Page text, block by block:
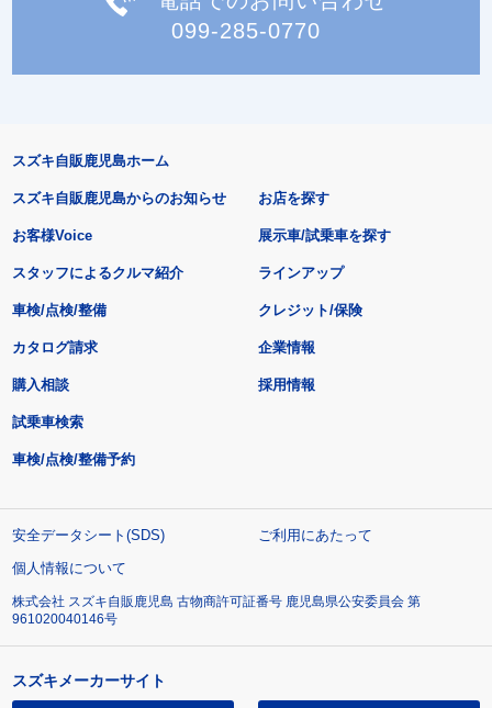
099-285-0770
スズキ自販鹿児島ホーム
スズキ自販鹿児島からのお知らせ
お客様Voice
スタッフによるクルマ紹介
お店を探す
展示車/試乗車を探す
ラインアップ
車検/点検/整備 クレジット/保険
カタログ請求
購入相談
試乗車検索
車検/点検/整備予約
企業情報
採用情報
安全データシート(SDS)
ご利用にあたって
個人情報について
株式会社 スズキ自販鹿児島 古物商許可証番号 鹿児島県公安委員会 第
961020040146号
スズキメーカーサイト